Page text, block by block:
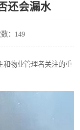
还会漏水
：149
和物业管理者关注的重